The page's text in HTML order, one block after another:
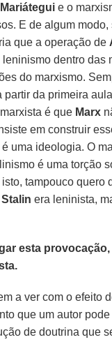
Mariátegui e o
E de algum modo,
que a operação de
leninismo dentro das
do marxismo.
partir da primeira
é que Marx
em construir
uma ideologia. O
é uma torção
tampouco quero
Stalin era leninista,
esta
a ver com o efeito
que um autor
de doutrina que